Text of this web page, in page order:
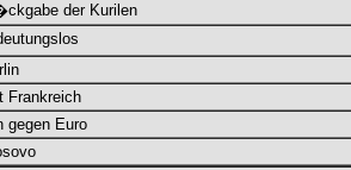
der Kurilen
Frankreich
gegen Euro